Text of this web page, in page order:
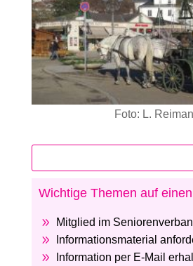
Foto: L.
Wichtige Themen auf
9 Mitglied im
9 Informationsmaterial
9 Information per E-Mail